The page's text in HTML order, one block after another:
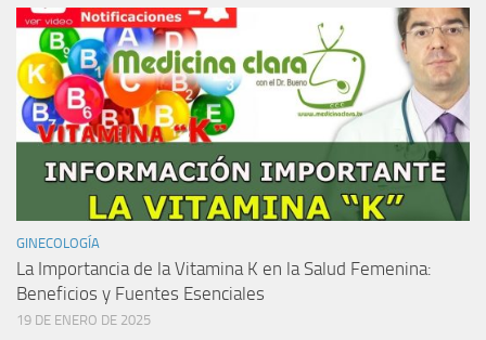
GINECOLOGÍA
La Importancia de la Vitamina K en la Salud Femenina:
Beneficios y Fuentes Esenciales
19 DE ENERO DE 2025